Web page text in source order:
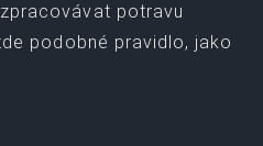
potravu
podobné pravidlo, jako